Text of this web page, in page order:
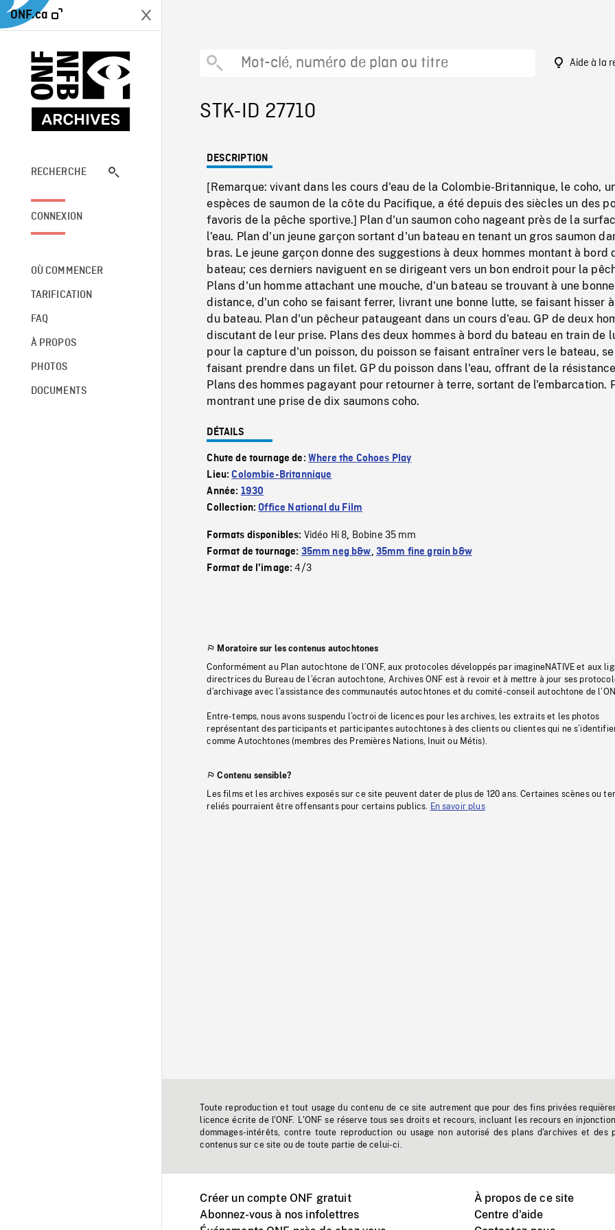
ONF.ca
RECHERCHE
CONNEXION
OÙ COMMENCER
TARIFICATION
FAQ
À PROPOS
PHOTOS
DOCUMENTS
Aide à la
STK-ID 27710
DESCRIPTION
[Remarque: vivant dans les cours d'eau de la Colombie-Britannique, le coho,
espèces de saumon de la côte du Pacifique, a été depuis des siècles un des
favoris de la pêche sportive.] Plan d'un saumon coho nageant près de la
l'eau. Plan d'un jeune garçon sortant d'un bateau en tenant un gros saumon
bras. Le jeune garçon donne des suggestions à deux hommes montant à bord
bateau; ces derniers naviguent en se dirigeant vers un bon endroit pour la
Plans d'un homme attachant une mouche, d'un bateau se trouvant à une bonne
distance, d'un coho se faisant ferrer, livrant une bonne lutte, se faisant hisser
du bateau. Plan d'un pêcheur pataugeant dans un cours d'eau. GP de deux
discutant de leur prise. Plans des deux hommes à bord du bateau en train de
pour la capture d'un poisson, du poisson se faisant entraîner vers le bateau, se
faisant prendre dans un filet. GP du poisson dans l'eau, offrant de la
Plans des hommes pagayant pour retourner à terre, sortant de l'embarcation.
montrant une prise de dix saumons coho.
DÉTAILS
Chute de tournage de: Where the Cohoes Play
Lieu:Colombie-Britannique
Année: 1930
Collection:Office National du Film
Formats disponibles: Vidéo Hi 8, Bobine 35 mm
Format de tournage: 35mm neg b&w, 35mm fine grain b&w
Format de l'image:4/3
Moratoire sur les contenus autochtones
Conformément au Plan autochtone de l’ONF, aux protocoles développés par imagineNATIVE et aux
directrices du Bureau de l’écran autochtone, Archives ONF est à revoir et à mettre à jour ses
d’archivage avec l’assistance des communautés autochtones et du comité-conseil autochtone de
Entre-temps, nous avons suspendu l’octroi de licences pour les archives, les extraits et les photos
représentant des participants et participantes autochtones à des clients ou clientes qui ne
comme Autochtones (membres des Premières Nations, Inuit ou Métis).
Contenu sensible?
Les films et les archives exposés sur ce site peuvent dater de plus de 120 ans. Certaines scènes ou
reliés pourraient être offensants pour certains publics. En savoir plus
Toute reproduction et tout usage du contenu de ce site autrement que pour des fins privées
licence écrite de l'ONF. L'ONF se réserve tous ses droits et recours, incluant les recours en
dommages-intérêts, contre toute reproduction ou usage non autorisé des plans d'archives et des
contenus sur ce site ou de toute partie de celui-ci.
Créer un compte ONF gratuit
Abonnez-vous à nos infolettres
À propos de ce site
Centre d'aide